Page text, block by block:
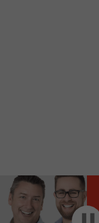
locale vous sont
Audio
Player
00:00